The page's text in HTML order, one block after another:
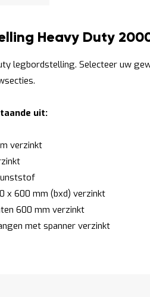
Heavy Duty
legbordstelling. Selecteer uw
uit:
verzinkt
x 600 mm (bxd) verzinkt
600 mm verzinkt
met spanner verzinkt